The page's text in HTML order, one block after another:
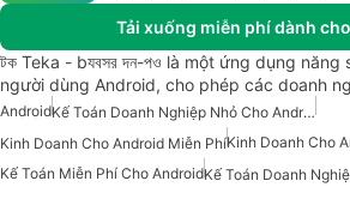
Tải xuống miễn phí dành
টক Teka - bযবসর দন-পও là một ứng dụng
người dùng Android, cho phép các doanh
Android
Kế Toán Doanh Nghiệp Nhỏ Cho Android
Kinh Doanh Cho Android Miễn PhíKinh Doanh Cho
Kế Toán Miễn Phí Cho Android